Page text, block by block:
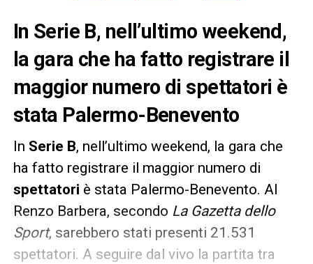
In Serie B, nell’ultimo weekend,
la gara che ha fatto registrare il
maggior numero di spettatori è
stata Palermo-Benevento
In Serie B, nell’ultimo weekend, la gara che
ha fatto registrare il maggior numero di
spettatori è stata Palermo-Benevento. Al
Renzo Barbera, secondo La Gazetta dello
Sport, sarebbero stati presenti 21.531
spettatori. A seguire dal vivo la partita tra